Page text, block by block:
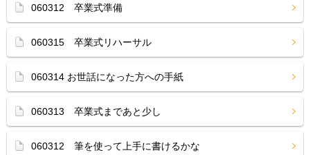
060312 卒業式準備
060315 卒業式リハーサル
060314 お世話になった方への手紙
060313 卒業式まであと少し
060312 筆を使って上手に書けるかな